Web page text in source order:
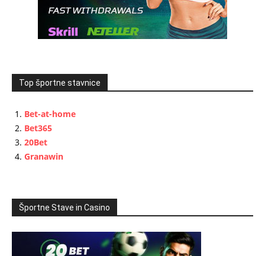
Top športne stavnice
Bet-at-home
Bet365
20Bet
Granawin
Športne Stave in Casino